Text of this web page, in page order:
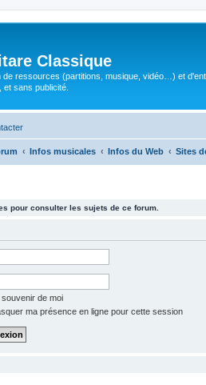
Classique
de ressources (partitions, musique, vidéo…) et
et sans publicité.
Infos musicales Infos du Web Sites
pour consulter les sujets de ce forum.
souvenir de moi
ma présence en ligne pour cette session